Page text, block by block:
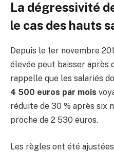
La dégressivité
le cas des hauts
Depuis le 1er novembre
élevée peut baisser après
rappelle que les salariés
4 500 euros par mois
réduite de 30 % après six
proche de 2 530 euros.
Les règles ont été